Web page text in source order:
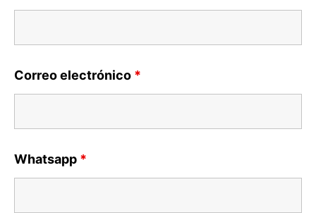
Correo electrónico *
Whatsapp *